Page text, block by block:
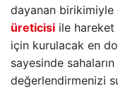
dayanan
üreticisi ile hareket
için kurulacak en
sayesinde
değerlendirmenizi